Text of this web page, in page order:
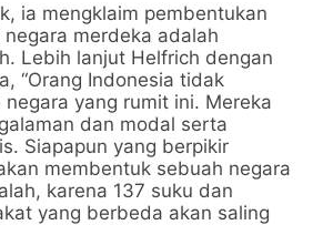
ia mengklaim pembentukan
merdeka adalah
Lebih lanjut Helfrich dengan
“Orang Indonesia tidak
yang rumit ini. Mereka
dan modal serta
Siapapun yang berpikir
membentuk sebuah negara
karena 137 suku dan
yang berbeda akan saling